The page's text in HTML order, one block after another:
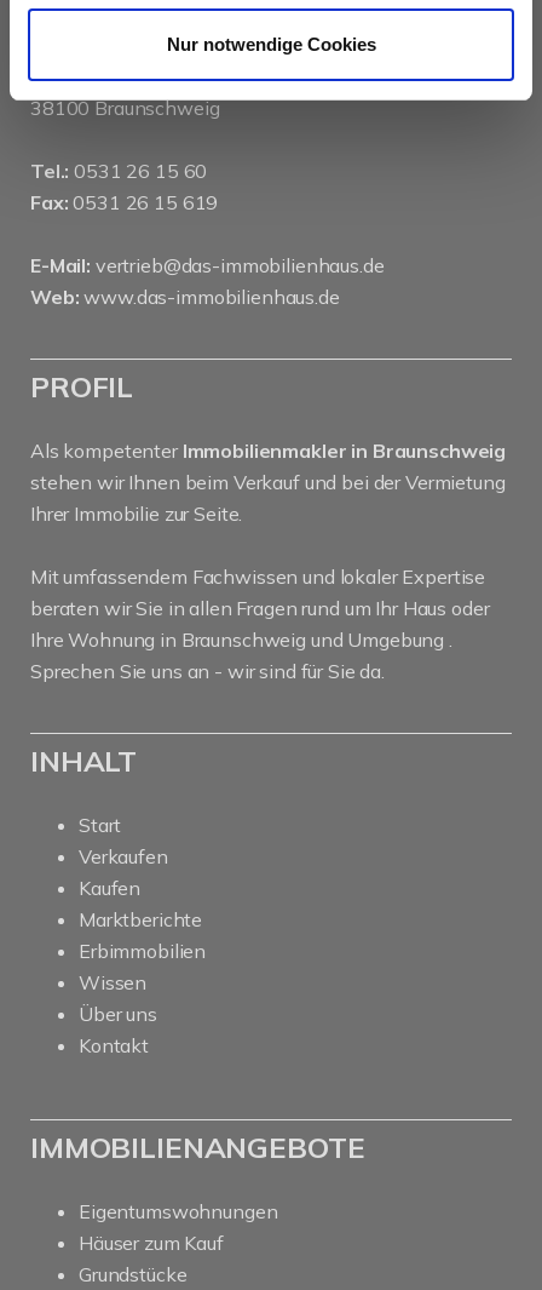
Nur notwendige Cookies
das immobilienhaus oberenzer & stöcker gmbh &
Langer Hof 2d
38100 Braunschweig
Tel.: 0531 26 15 60
Fax: 0531 26 15 619
E-Mail: vertrieb@das-immobilienhaus.de
Web: www.das-immobilienhaus.de
PROFIL
Als kompetenter Immobilienmakler in Braunschweig
stehen wir Ihnen beim Verkauf und bei der Vermietung
Ihrer Immobilie zur Seite.
Mit umfassendem Fachwissen und lokaler Expertise
beraten wir Sie in allen Fragen rund um Ihr Haus oder
Ihre Wohnung in Braunschweig und Umgebung .
Sprechen Sie uns an - wir sind für Sie da.
INHALT
Start
Verkaufen
Kaufen
Marktberichte
Erbimmobilien
Wissen
Über uns
Kontakt
IMMOBILIENANGEBOTE
Eigentumswohnungen
Häuser zum Kauf
Grundstücke